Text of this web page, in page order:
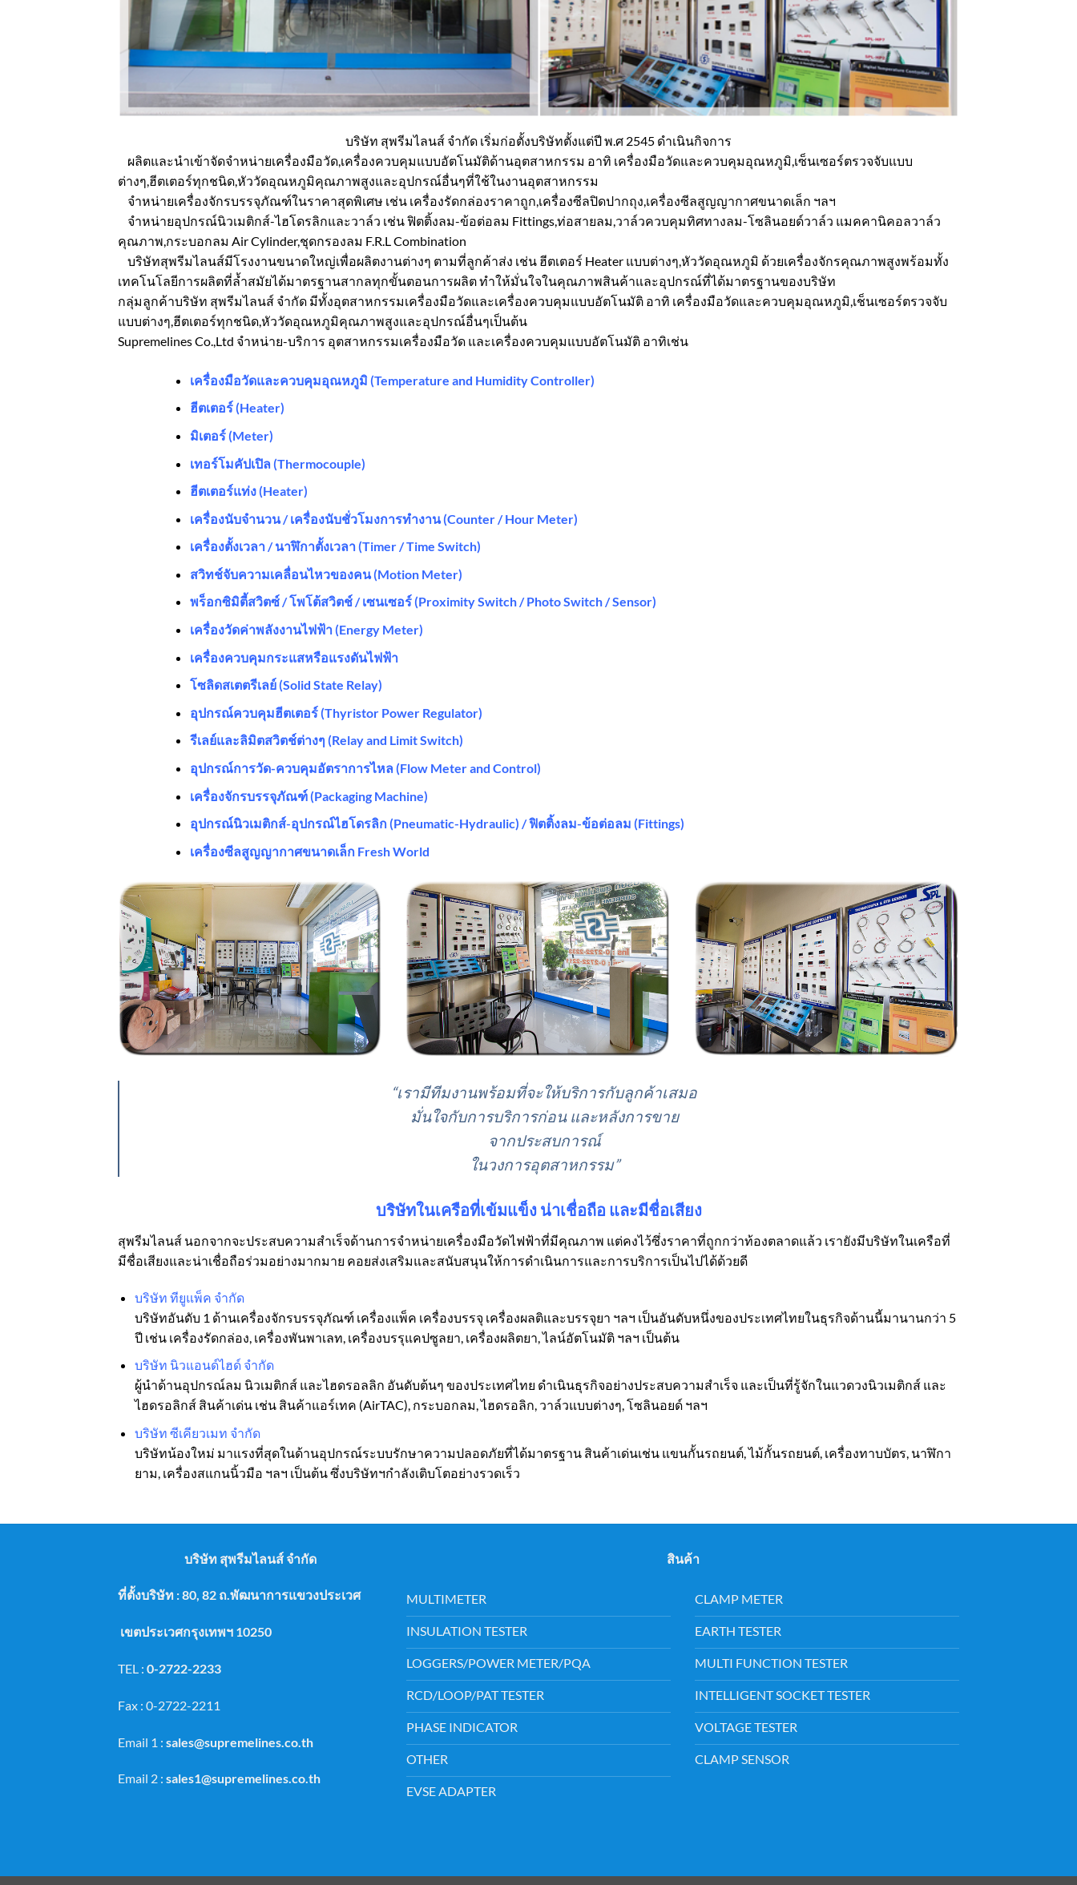
บริษัท สุพรีมไลนส์ จำกัด เริ่มก่อตั้งบริษัทตั้งแต่ปี พ.ศ 2545 ดำเนินกิจการ
ผลิตและนำเข้าจัดจำหน่ายเครื่องมือวัด,เครื่องควบคุมแบบอัตโนมัติด้านอุตสาหกรรม อาทิ เครื่องมือวัดและควบคุมอุณหภูมิ,เซ็นเซอร์ตรวจจับแบบ
ต่างๆ,ฮีตเตอร์ทุกชนิด,หัววัดอุณหภูมิคุณภาพสูงและอุปกรณ์อื่นๆที่ใช้ในงานอุตสาหกรรม
จำหน่ายเครื่องจักรบรรจุภัณฑ์ในราคาสุดพิเศษ เช่น เครื่องรัดกล่องราคาถูก,เครื่องซีลปิดปากถุง,เครื่องซีลสูญญากาศขนาดเล็ก ฯลฯ
จำหน่ายอุปกรณ์นิวเมติกส์-ไฮโดรลิกและวาล์ว เช่น ฟิตติ้งลม-ข้อต่อลม Fittings,ท่อสายลม,วาล์วควบคุมทิศทางลม-โซลินอยด์วาล์ว แมคคานิคอลวาล์ว
คุณภาพ,กระบอกลม Air Cylinder,ชุดกรองลม F.R.L Combination
บริษัทสุพรีมไลนส์มีโรงงานขนาดใหญ่เพื่อผลิตงานต่างๆ ตามที่ลูกค้าส่ง เช่น ฮีตเตอร์ Heater แบบต่างๆ,หัววัดอุณหภูมิ ด้วยเครื่องจักรคุณภาพสูงพร้อมทั้ง
เทคโนโลยีการผลิตที่ล้ำสมัยได้มาตรฐานสากลทุกขั้นตอนการผลิต ทำให้มั่นใจในคุณภาพสินค้าและอุปกรณ์ที่ได้มาตรฐานของบริษัท
กลุ่มลูกค้าบริษัท สุพรีมไลนส์ จำกัด มีทั้งอุตสาหกรรมเครื่องมือวัดและเครื่องควบคุมแบบอัตโนมัติ อาทิ เครื่องมือวัดและควบคุมอุณหภูมิ,เช็นเซอร์ตรวจจับ
แบบต่างๆ,ฮีตเตอร์ทุกชนิด,หัววัดอุณหภูมิคุณภาพสูงและอุปกรณ์อื่นๆเป็นต้น
Supremelines Co.,Ltd จำหน่าย-บริการ อุตสาหกรรมเครื่องมือวัด และเครื่องควบคุมแบบอัตโนมัติ อาทิเช่น
เครื่องมือวัดและควบคุมอุณหภูมิ (Temperature and Humidity Controller)
ฮีตเตอร์ (Heater)
มิเตอร์ (Meter)
เทอร์โมคัปเปิล (Thermocouple)
ฮีตเตอร์แท่ง (Heater)
เครื่องนับจำนวน / เครื่องนับชั่วโมงการทำงาน (Counter / Hour Meter)
เครื่องตั้งเวลา / นาฬิกาตั้งเวลา (Timer / Time Switch)
สวิทช์จับความเคลื่อนไหวของคน (Motion Meter)
พร็อกซิมิตี้สวิตซ์ / โพโต้สวิตช์ / เซนเซอร์ (Proximity Switch / Photo Switch / Sensor)
เครื่องวัดค่าพลังงานไฟฟ้า (Energy Meter)
เครื่องควบคุมกระแสหรือแรงดันไฟฟ้า
โซลิดสเตตรีเลย์ (Solid State Relay)
อุปกรณ์ควบคุมฮีตเตอร์ (Thyristor Power Regulator)
รีเลย์และลิมิตสวิตช์ต่างๆ (Relay and Limit Switch)
อุปกรณ์การวัด-ควบคุมอัตราการไหล (Flow Meter and Control)
เครื่องจักรบรรจุภัณฑ์ (Packaging Machine)
อุปกรณ์นิวเมติกส์-อุปกรณ์ไฮโดรลิก (Pneumatic-Hydraulic) / ฟิตติ้งลม-ข้อต่อลม (Fittings)
เครื่องซีลสูญญากาศขนาดเล็ก Fresh World
“เรามีทีมงานพร้อมที่จะให้บริการกับลูกค้าเสมอ
มั่นใจกับการบริการก่อน และหลังการขาย
จากประสบการณ์
ในวงการอุตสาหกรรม”
บริษัทในเครือที่เข้มแข็ง น่าเชื่อถือ และมีชื่อเสียง
สุพรีมไลนส์ นอกจากจะประสบความสำเร็จด้านการจำหน่ายเครื่องมือวัดไฟฟ้าที่มีคุณภาพ แต่คงไว้ซึ่งราคาที่ถูกกว่าท้องตลาดแล้ว เรายังมีบริษัทในเครือที่
มีชื่อเสียงและน่าเชื่อถือร่วมอย่างมากมาย คอยส่งเสริมและสนับสนุนให้การดำเนินการและการบริการเป็นไปได้ด้วยดี
บริษัท ทียูแพ็ค จำกัด
บริษัทอันดับ 1 ด้านเครื่องจักรบรรจุภัณฑ์ เครื่องแพ็ค เครื่องบรรจุ เครื่องผลติและบรรจุยา ฯลฯ เป็นอันดับหนึ่งของประเทศไทยในธุรกิจด้านนี้มานานกว่า 5
ปี เช่น เครื่องรัดกล่อง, เครื่องพันพาเลท, เครื่องบรรุแคปซูลยา, เครื่องผลิตยา, ไลน์อัตโนมัติ ฯลฯ เป็นต้น
บริษัท นิวแอนด์ไฮด์ จำกัด
ผู้นำด้านอุปกรณ์ลม นิวเมติกส์ และไฮดรอลลิก อันดับต้นๆ ของประเทศไทย ดำเนินธุรกิจอย่างประสบความสำเร็จ และเป็นที่รู้จักในแวดวงนิวเมติกส์ และ
ไฮดรอลิกส์ สินค้าเด่น เช่น สินค้าแอร์เทค (AirTAC), กระบอกลม, ไฮดรอลิก, วาล์วแบบต่างๆ, โซลินอยด์ ฯลฯ
บริษัท ซีเคียวเมท จำกัด
บริษัทน้องใหม่ มาแรงที่สุดในด้านอุปกรณ์ระบบรักษาความปลอดภัยที่ได้มาตรฐาน สินค้าเด่นเช่น แขนกั้นรถยนต์, ไม้กั้นรถยนต์, เครื่องทาบบัตร, นาฬิกา
ยาม, เครื่องสแกนนิ้วมือ ฯลฯ เป็นต้น ซึ่งบริษัทฯกำลังเติบโตอย่างรวดเร็ว
บริษัท สุพรีมไลนส์ จำกัด
ที่ตั้งบริษัท : 80, 82 ถ.พัฒนาการแขวงประเวศ
เขตประเวศกรุงเทพฯ 10250
TEL : 0-2722-2233
Fax : 0-2722-2211
Email 1 : sales@supremelines.co.th
Email 2 : sales1@supremelines.co.th
สินค้า
MULTIMETER
INSULATION TESTER
LOGGERS/POWER METER/PQA
RCD/LOOP/PAT TESTER
PHASE INDICATOR
OTHER
EVSE ADAPTER
CLAMP METER
EARTH TESTER
MULTI FUNCTION TESTER
INTELLIGENT SOCKET TESTER
VOLTAGE TESTER
CLAMP SENSOR